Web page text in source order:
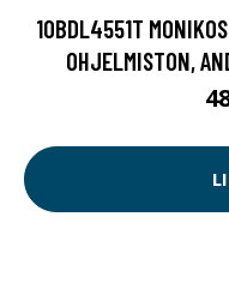
10BDL4551T
OHJELMISTON,